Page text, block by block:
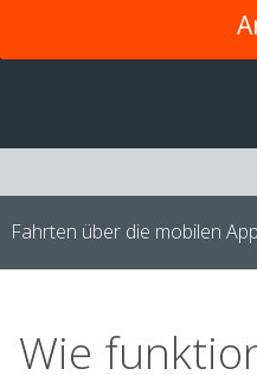
Fahrten über die mobilen
Wie